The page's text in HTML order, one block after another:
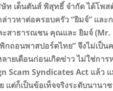
ท เด็นตันส์ พิสุทธิ์ จำกัด ได้โพ
าวหาต่อครอบครัว “ยิมจ์” แล
สาธารณชน คุณและ ยิมจ์ (Mr.
พิกถอนพาสปอร์ตไทย” จึงไม่เ
ายเดือนก่อนเกิดข่าว ไม่ใช่กา
Scam Syndicates Act แล้ว
แต่ก็เป็นข้อเท็จจริงระดับนาน